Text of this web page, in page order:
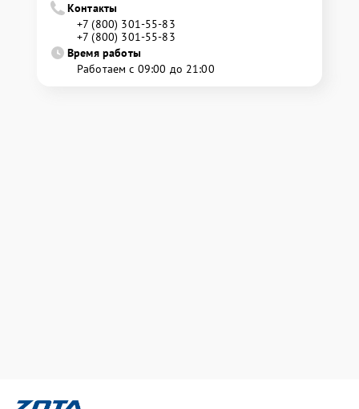
Контакты
+7 (800) 301-55-83
+7 (800) 301-55-83
Время работы
Работаем с 09:00 до 21:00